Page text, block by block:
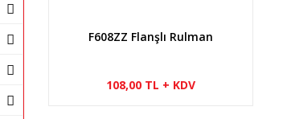
F608ZZ Flanşlı Rulman
108,00 TL + KDV